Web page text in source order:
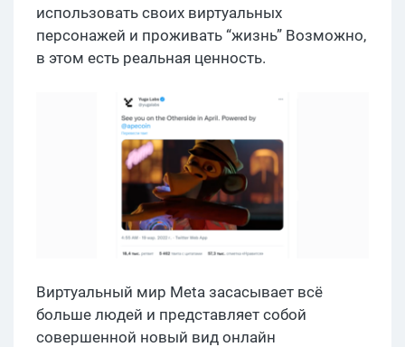
использовать своих виртуальных
персонажей и проживать “жизнь” Возможно,
в этом есть реальная ценность.
Виртуальный мир Meta засасывает всё
больше людей и представляет собой
совершенной новый вид онлайн